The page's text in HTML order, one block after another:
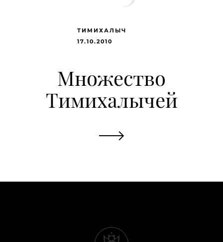
ТИМИХАЛЫЧ
17.10.2010
Множество
Тимихалычей